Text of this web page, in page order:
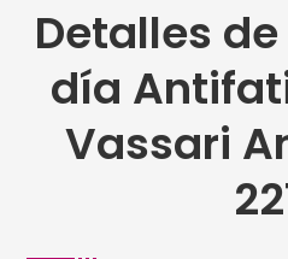
Detalles
día
Vassari